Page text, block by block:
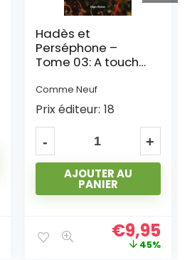
Le soleil de minuit
– Tome 02
Prix éditeur:
PANIER
€9,95
41%